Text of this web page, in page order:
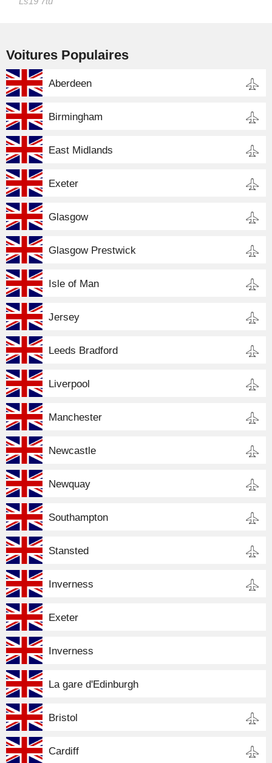
Voitures Populaires
Aberdeen
Birmingham
East Midlands
Exeter
Glasgow
Glasgow Prestwick
Isle of Man
Jersey
Leeds Bradford
Liverpool
Manchester
Newcastle
Newquay
Southampton
Stansted
Inverness
Exeter
Inverness
La gare d'Edinburgh
Bristol
Cardiff